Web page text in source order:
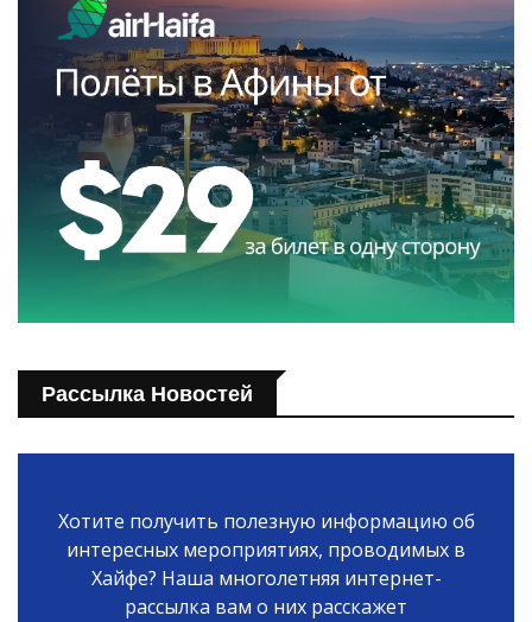
Рассылка Новостей
Хотите получить полезную информацию об
интересных мероприятиях, проводимых в
Хайфе? Наша многолетняя интернет-
рассылка вам о них расскажет